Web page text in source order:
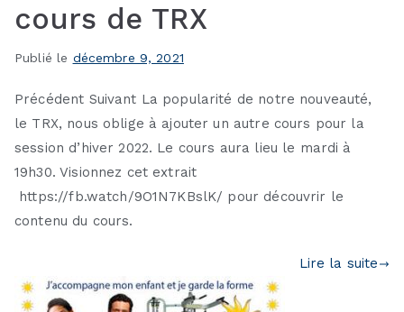
cours de TRX
Publié le décembre 9, 2021
Précédent Suivant La popularité de notre nouveauté,
le TRX, nous oblige à ajouter un autre cours pour la
session d’hiver 2022. Le cours aura lieu le mardi à
19h30. Visionnez cet extrait
https://fb.watch/9O1N7KBslK/ pour découvrir le
contenu du cours.
Lire la suite